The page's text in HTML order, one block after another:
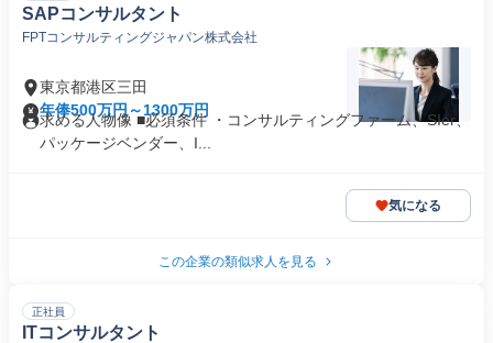
SAPコンサルタント
FPTコンサルティングジャパン株式会社
東京都港区三田
年俸500万円～1300万円
求める人物像 ■必須条件 ・コンサルティングファーム、SIer、
パッケージベンダー、I...
気になる
この企業の類似求人を見る
正社員
ITコンサルタント